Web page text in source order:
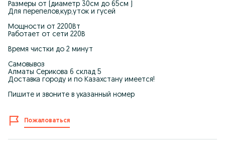
Размеры от (диаметр 30см до 65см )
Для перепелов,кур,уток и гусей
Мощности от 2200Вт
Работает от сети 220В
Время чистки до 2 минут
Самовывоз
Алматы Серикова 6 склад 5
Доставка городу и по Казахстану имеется!
Пишите и звоните в указанный номер
Пожаловаться